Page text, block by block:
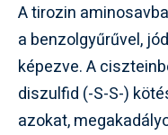
A tirozin
a benzolgyűrűvel,
képezve. A
diszulfid (-S-S-)
azokat,